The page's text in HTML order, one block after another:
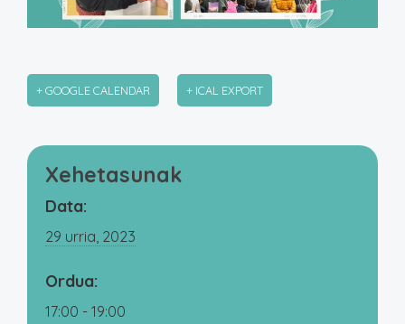
+ GOOGLE CALENDAR + ICAL EXPORT
Xehetasunak
Data:
29 urria, 2023
Ordua:
17:00 - 19:00